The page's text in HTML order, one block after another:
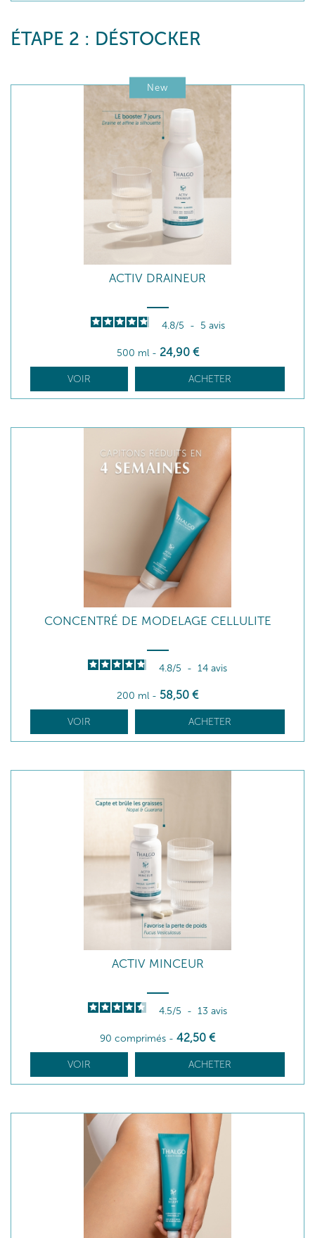
ÉTAPE 2 : DÉSTOCKER
New
ACTIV DRAINEUR
4.8/5 - 5 avis
500 ml - 24,90 €
VOIR ACHETER
CONCENTRÉ DE MODELAGE CELLULITE
4.8/5 - 14 avis
200 ml - 58,50 €
VOIR ACHETER
ACTIV MINCEUR
4.5/5 - 13 avis
90 comprimés - 42,50 €
VOIR ACHETER